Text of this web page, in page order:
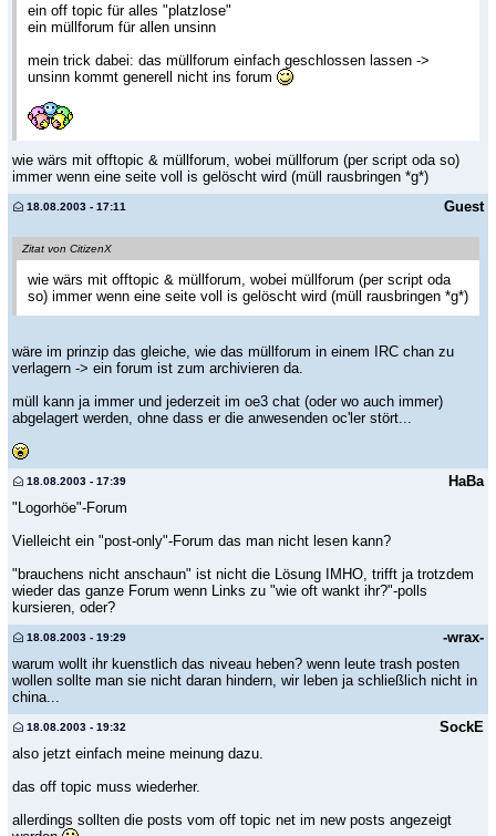
ein off topic für alles "platzlose"
ein müllforum für allen unsinn
mein trick dabei: das müllforum einfach geschlossen lassen ->
unsinn kommt generell nicht ins forum
wie wärs mit offtopic & müllforum, wobei müllforum (per script oda so)
immer wenn eine seite voll is gelöscht wird (müll rausbringen *g*)
Guest
18.08.2003 - 17:11
Zitat von CitizenX
wie wärs mit offtopic & müllforum, wobei müllforum (per script oda
so) immer wenn eine seite voll is gelöscht wird (müll rausbringen *g*)
wäre im prinzip das gleiche, wie das müllforum in einem IRC chan zu
verlagern -> ein forum ist zum archivieren da.
müll kann ja immer und jederzeit im oe3 chat (oder wo auch immer)
abgelagert werden, ohne dass er die anwesenden oc'ler stört...
HaBa
18.08.2003 - 17:39
"Logorhöe"-Forum
Vielleicht ein "post-only"-Forum das man nicht lesen kann?
"brauchens nicht anschaun" ist nicht die Lösung IMHO, trifft ja trotzdem
wieder das ganze Forum wenn Links zu "wie oft wankt ihr?"-polls
kursieren, oder?
-wrax-
18.08.2003 - 19:29
warum wollt ihr kuenstlich das niveau heben? wenn leute trash posten
wollen sollte man sie nicht daran hindern, wir leben ja schließlich nicht in
china...
SockE
18.08.2003 - 19:32
also jetzt einfach meine meinung dazu.
das off topic muss wiederher.
allerdings sollten die posts vom off topic net im new posts angezeigt